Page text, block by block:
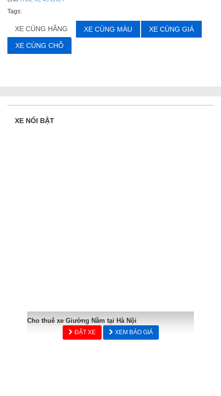
Tags:
XE CÙNG HÃNG XE CÙNG MÀU XE CÙNG GIÁ
XE CÙNG CHỖ
XE NỔI BẬT
Cho thuê xe Giường Nằm tại Hà Nội
ĐẶT XE XEM BÁO GIÁ